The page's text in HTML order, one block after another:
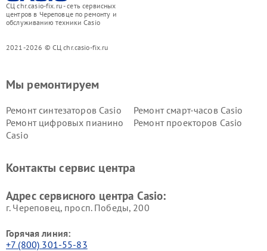
СЦ chr.casio-fix.ru - сеть сервисных
центров в Череповце по ремонту и
обслуживанию техники Casio
2021-2026 © СЦ chr.casio-fix.ru
Мы ремонтируем
Ремонт синтезаторов Casio
Ремонт смарт-часов Casio
Ремонт цифровых пианино
Casio
Ремонт проекторов Casio
Контакты сервис центра
Адрес сервисного центра Casio:
г. Череповец, просп. Победы, 200
Горячая линия:
+7 (800) 301-55-83